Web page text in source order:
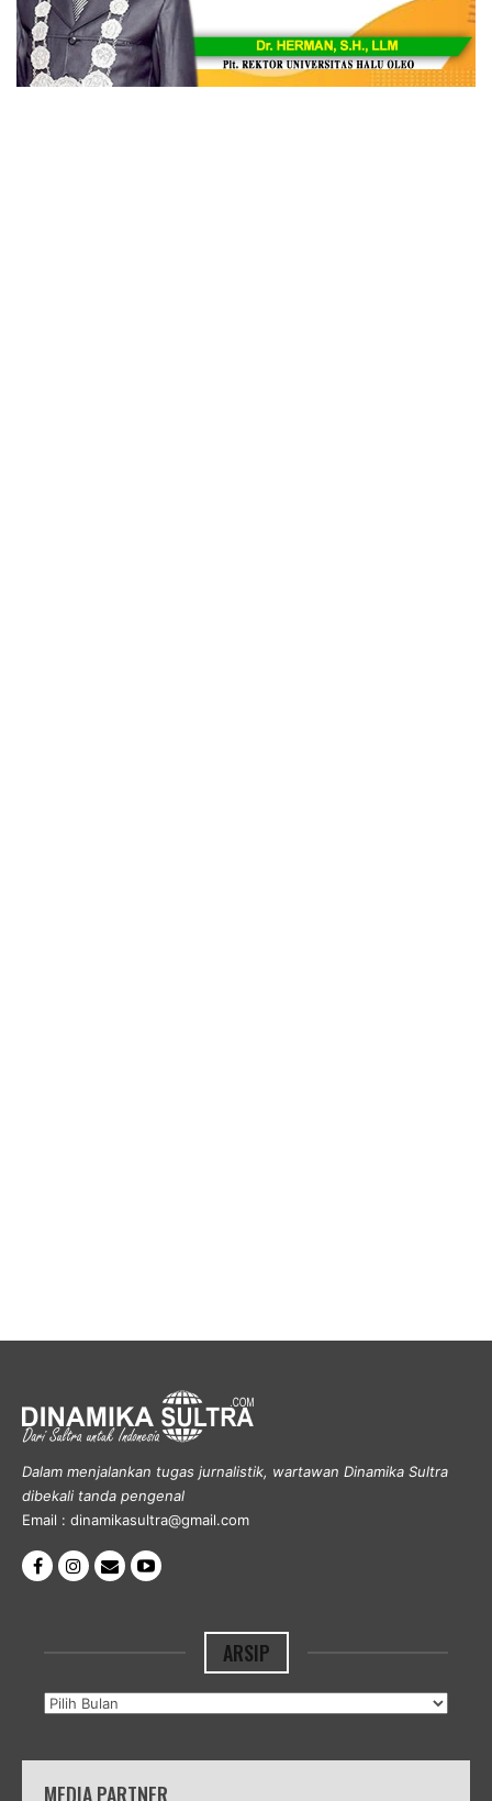
Dalam menjalankan tugas jurnalistik, wartawan Dinamika Sultra
dibekali tanda pengenal
Email : dinamikasultra@gmail.com
ARSIP
Arsip
MEDIA PARTNER